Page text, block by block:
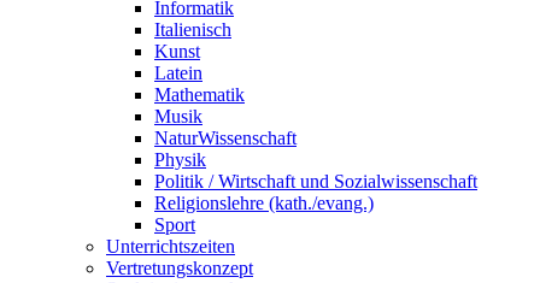
Informatik
Italienisch
Kunst
Latein
Mathematik
Musik
NaturWissenschaft
Physik
Politik / Wirtschaft und Sozialwissenschaft
Religionslehre (kath./evang.)
Sport
Unterrichtszeiten
Vertretungskonzept